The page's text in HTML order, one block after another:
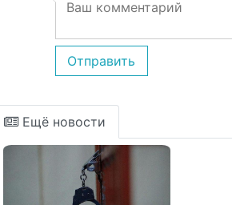
Отправить
Ещё новости